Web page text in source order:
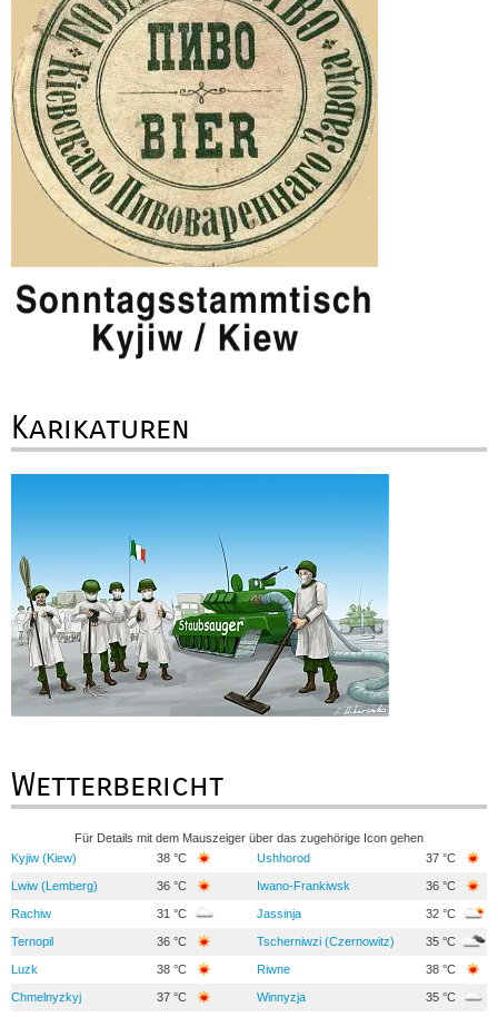
Karikaturen
Wetterbericht
Für Details mit dem Mauszeiger über das zugehörige Icon gehen
Kyjiw (Kiew)
38 °C Ushhorod 37 °C
Lwiw (Lemberg) 36 °C Iwano-Frankiwsk 36 °C
Rachiw 31 °C Jassinja 32 °C
Ternopil 36 °C Tscherniwzi (Czernowitz) 35 °C
Luzk 38 °C Riwne 38 °C
Chmelnyzkyj 37 °C Winnyzja 35 °C